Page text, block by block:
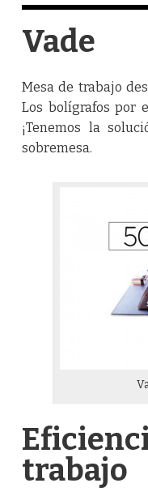
Vade
Mesa de trabajo
Los bolígrafos por
¡Tenemos la
sobremesa.
trabajo